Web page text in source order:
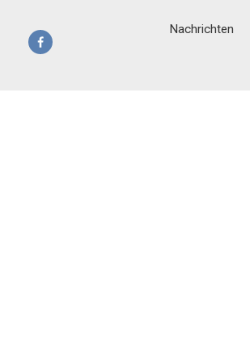
Nachrichten